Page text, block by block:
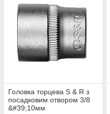
Головка торцева S & R з
посадковим отвором 3/8
&#39;10мм